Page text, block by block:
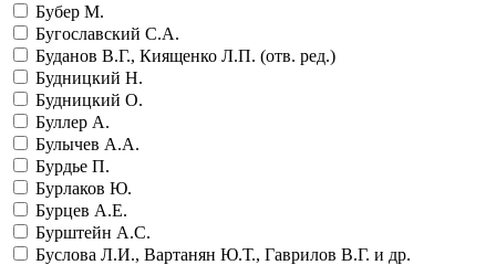
Бубер М.
Бугославский С.А.
Буданов В.Г., Киященко Л.П. (отв. ред.)
Будницкий Н.
Будницкий О.
Буллер А.
Булычев А.А.
Бурдье П.
Бурлаков Ю.
Бурцев А.Е.
Бурштейн А.С.
Буслова Л.И., Вартанян Ю.Т., Гаврилов В.Г. и др.